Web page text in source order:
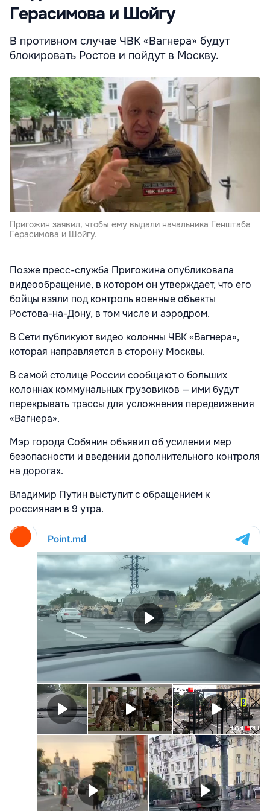
Герасимова и Шойгу
В противном случае ЧВК «Вагнера» будут
блокировать Ростов и пойдут в Москву.
Пригожин заявил, чтобы ему выдали начальника Генштаба
Герасимова и Шойгу.
Позже пресс-служба Пригожина опубликовала
видеообращение, в котором он утверждает, что его
бойцы взяли под контроль военные объекты
Ростова-на-Дону, в том числе и аэродром.
В Сети публикуют видео колонны ЧВК «Вагнера»,
которая направляется в сторону Москвы.
В самой столице России сообщают о больших
колоннах коммунальных грузовиков — ими будут
перекрывать трассы для усложнения передвижения
«Вагнера».
Мэр города Собянин объявил об усилении мер
безопасности и введении дополнительного контроля
на дорогах.
Владимир Путин выступит с обращением к
россиянам в 9 утра.